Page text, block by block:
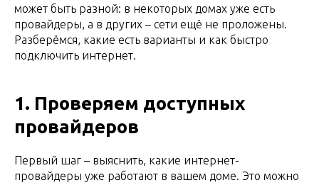
может быть разной: в некоторых домах уже есть
провайдеры, а в других – сети ещё не проложены.
Разберёмся, какие есть варианты и как быстро
подключить интернет.
1. Проверяем доступных
провайдеров
Первый шаг – выяснить, какие интернет-
провайдеры уже работают в вашем доме. Это можно